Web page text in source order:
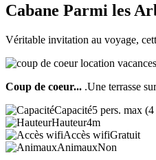
Cabane Parmi les
Véritable invitation au voyage,
Coup de coeur... .Une terrasse
Capacité5 pers. max
Hauteur4m
Accès wifiGratuit
AnimauxNon